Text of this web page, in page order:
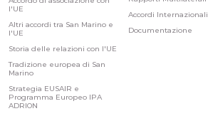
l'UE
Altri accordi tra San Marino e
l'UE
Storia delle relazioni con l'UE
Tradizione europea di San
Marino
Strategia EUSAIR e
Programma Europeo IPA
ADRION
Accordi Internazionali
Documentazione